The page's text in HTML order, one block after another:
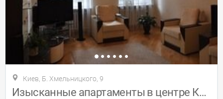
Киев, Б. Хмельницкого, 9
Изысканные апартаменты в центре Киева